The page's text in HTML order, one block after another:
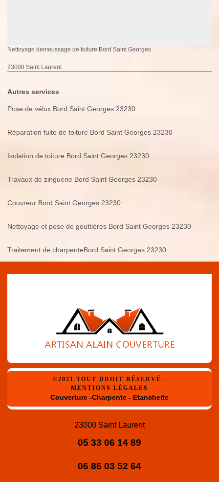
Nettoyage demoussage de toiture Bord Saint Georges
23000 Saint Laurent
Autres services
Pose de vélux Bord Saint Georges 23230
Réparation fuite de toiture Bord Saint Georges 23230
Isolation de toiture Bord Saint Georges 23230
Travaux de zinguerie Bord Saint Georges 23230
Couvreur Bord Saint Georges 23230
Nettoyage et pose de gouttières Bord Saint Georges 23230
Traitement de charpenteBord Saint Georges 23230
©2021 TOUT DROIT RÉSERVÉ -
MENTIONS LÉGALES
Couverture -Charpente - Etancheite
23000 Saint Laurent
05 33 06 14 89
06 86 03 52 64